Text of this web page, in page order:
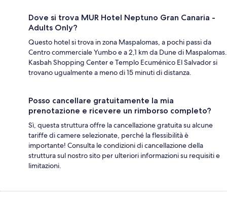
Dove si trova MUR Hotel Neptuno Gran Canaria -
Adults Only?
Questo hotel si trova in zona Maspalomas, a pochi passi da
Centro commerciale Yumbo e a 2,1 km da Dune di Maspalomas.
Kasbah Shopping Center e Templo Ecuménico El Salvador si
trovano ugualmente a meno di 15 minuti di distanza.
Posso cancellare gratuitamente la mia
prenotazione e ricevere un rimborso completo?
Sì, questa struttura offre la cancellazione gratuita su alcune
tariffe di camere selezionate, perché la flessibilità è
importante! Consulta le condizioni di cancellazione della
struttura sul nostro sito per ulteriori informazioni su requisiti e
limitazioni.